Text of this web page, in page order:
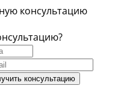
консультацию
консультацию